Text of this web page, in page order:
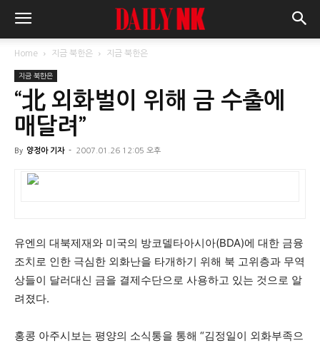
Home 지금 북한은 지금 북한은
지금 북한은
“北 외화벌이 위해 금 수출에
매달려”
By 양정아 기자 - 2007.01.26 12:05 오후
유엔의 대북제재와 미국의 방코델타아시아(BDA)에 대한 금융
조치로 인한 극심한 외화난을 타개하기 위해 북 고위층과 무역
상들이 달러대신 금을 결제수단으로 사용하고 있는 것으로 알
려졌다.
홍콩 아주시보는 평양의 소식통을 통해 “김정일이 외화부족으